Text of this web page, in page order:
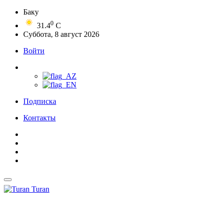
Баку
31.40 C
Суббота, 8 август 2026
Войти
Подписка
Контакты
Turan